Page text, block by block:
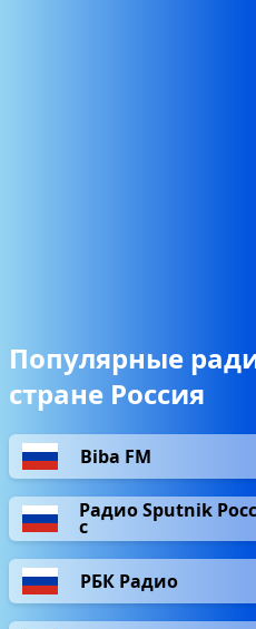
Популярные
стране Россия
Biba FM
Радио Sputnik
с
РБК Радио